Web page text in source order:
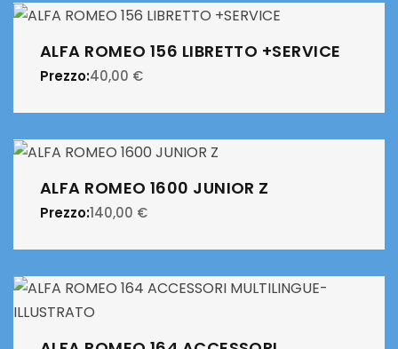
ALFA ROMEO 156 LIBRETTO +SERVICE
Prezzo:40,00 €
ALFA ROMEO 1600 JUNIOR Z
Prezzo:140,00 €